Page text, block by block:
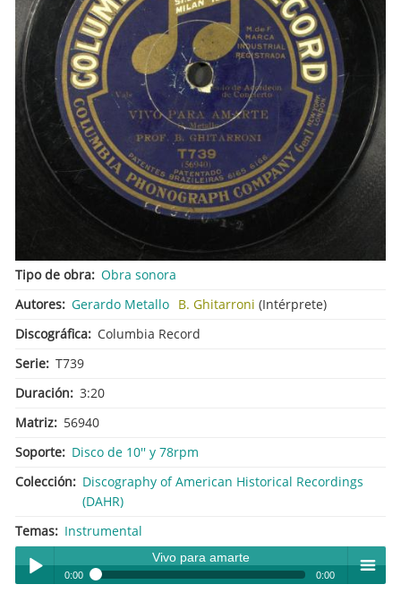
Tipo de obra Obra sonora
Autores Gerardo Metallo B. Ghitarroni (Intérprete)
Discográfica
Columbia Record
Serie T739
Duración
3:20
Matriz
56940
Soporte
Disco de 10'' y 78rpm
Colección
Discography of American Historical Recordings
(DAHR)
Temas
Instrumental
Vivo para amarte
0:00 0:00